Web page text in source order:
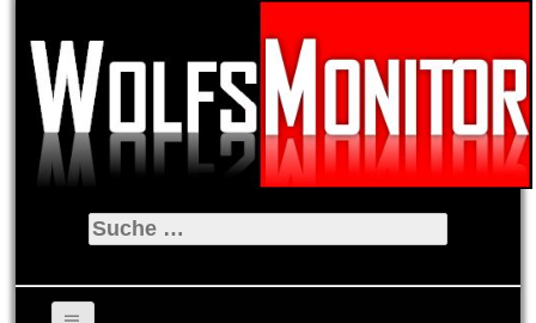
Suche
nach: